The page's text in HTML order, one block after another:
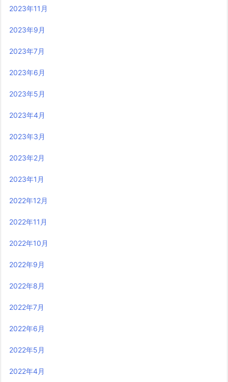
2023年11月
2023年9月
2023年7月
2023年6月
2023年5月
2023年4月
2023年3月
2023年2月
2023年1月
2022年12月
2022年11月
2022年10月
2022年9月
2022年8月
2022年7月
2022年6月
2022年5月
2022年4月